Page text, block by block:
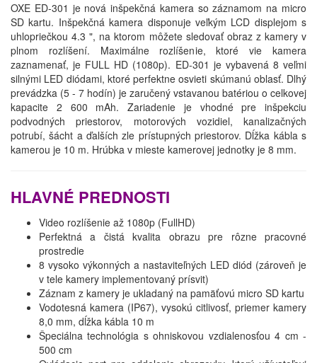
OXE ED-301 je nová inšpekčná kamera so záznamom na micro
SD kartu. Inšpekčná kamera disponuje veľkým LCD displejom s
uhlopriečkou 4.3 ", na ktorom môžete sledovať obraz z kamery v
plnom rozlíšení. Maximálne rozlíšenie, ktoré vie kamera
zaznamenať, je FULL HD (1080p). ED-301 je vybavená 8 veľmi
silnými LED diódami, ktoré perfektne osvieti skúmanú oblasť. Dlhý
prevádzka (5 - 7 hodín) je zaručený vstavanou batériou o celkovej
kapacite 2 600 mAh. Zariadenie je vhodné pre inšpekciu
podvodných priestorov, motorových vozidiel, kanalizačných
potrubí, šácht a ďalších zle prístupných priestorov. Dĺžka kábla s
kamerou je 10 m. Hrúbka v mieste kamerovej jednotky je 8 mm.
HLAVNÉ PREDNOSTI
Video rozlíšenie až 1080p (FullHD)
Perfektná a čistá kvalita obrazu pre rôzne pracovné
prostredie
8 vysoko výkonných a nastaviteľných LED diód (zároveň je
v tele kamery implementovaný prísvit)
Záznam z kamery je ukladaný na pamäťovú micro SD kartu
Vodotesná kamera (IP67), vysokú citlivosť, priemer kamery
8,0 mm, dĺžka kábla 10 m
Špeciálna technológia s ohniskovou vzdialenosťou 4 cm -
500 cm